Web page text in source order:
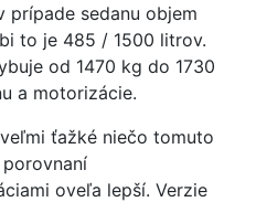
prípade sedanu objem
to je 485 / 1500 litrov.
od 1470 kg do 1730
a motorizácie.
ťažké niečo tomuto
oveľa lepší. Verzie